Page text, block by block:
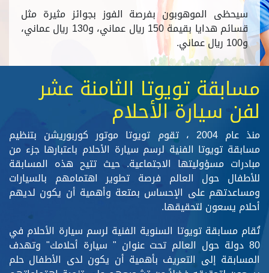
سيحظى الموهوبون بفرصة الفوز بجوائز مثيرة مثل
قسائم هدايا بقيمة 150 ريال عماني، و130 ريال عماني،
و100 ريال عماني.
مسابقة تويوتا الثامنة عشر
لفن سيارة الأحلام
منذ عام 2004 ، تقوم تويوتا موتور كوربوريشن بتنظيم
مسابقة تويوتا الفنية لرسم سيارة الأحلام باعتبارها جزء من
مبادرات مسؤوليتها الاجتماعية. حيث تتيح هذه المسابقة
للأطفال حول العالم فرصة تطوير اهتمامهم بالسيارات
ومساعدتهم على الإحساس بمتعة وأهمية أن يكون لديهم
أحلام يسعون لتحقيقها.
تُقام مسابقة تويوتا السنوية الفنية لرسم سيارة الأحلام في
80 دولة حول العالم تحت عنوان " سيارة أحلامك" وتهدف
المسابقة إلى التعريف بأهمية أن يكون لدى الأطفال حلم